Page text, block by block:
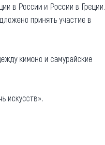
в России и России в Греции.
принять участие в
кимоно и самурайские
искусств».